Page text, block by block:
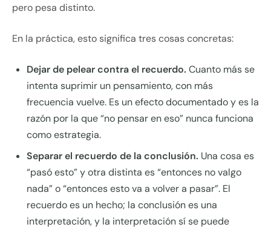
pero pesa distinto.
En la práctica, esto significa tres cosas concretas:
Dejar de pelear contra el recuerdo. Cuanto más se
intenta suprimir un pensamiento, con más
frecuencia vuelve. Es un efecto documentado y es la
razón por la que “no pensar en eso” nunca funciona
como estrategia.
Separar el recuerdo de la conclusión. Una cosa es
“pasó esto” y otra distinta es “entonces no valgo
nada” o “entonces esto va a volver a pasar”. El
recuerdo es un hecho; la conclusión es una
interpretación, y la interpretación sí se puede